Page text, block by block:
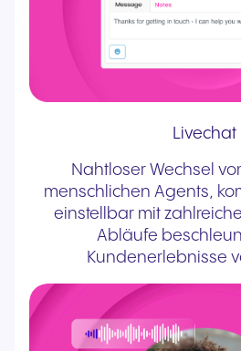
Livechat
Nahtloser Wechsel
menschlichen Agents,
einstellbar mit
Abläufe
Kundenerlebnisse